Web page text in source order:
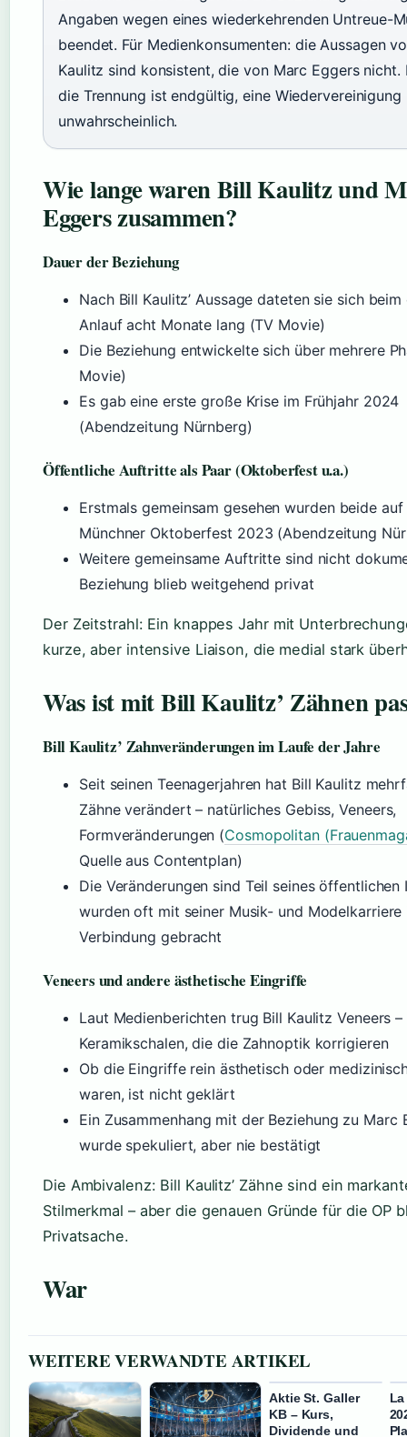
Angaben wegen eines wiederkehrenden Untreue-
beendet. Für Medienkonsumenten: die Aussagen
Kaulitz sind konsistent, die von Marc Eggers nicht.
die Trennung ist endgültig, eine Wiedervereinigung
unwahrscheinlich.
Wie lange waren Bill Kaulitz und
Eggers zusammen?
Dauer der Beziehung
Nach Bill Kaulitz’ Aussage dateten sie sich beim
Anlauf acht Monate lang (TV Movie)
Die Beziehung entwickelte sich über mehrere
Movie)
Es gab eine erste große Krise im Frühjahr 2024
(Abendzeitung Nürnberg)
Öffentliche Auftritte als Paar (Oktoberfest u.a.)
Erstmals gemeinsam gesehen wurden beide
Münchner Oktoberfest 2023 (Abendzeitung
Weitere gemeinsame Auftritte sind nicht
Beziehung blieb weitgehend privat
Der Zeitstrahl: Ein knappes Jahr mit
kurze, aber intensive Liaison, die medial stark
Was ist mit Bill Kaulitz’ Zähnen
Bill Kaulitz’ Zahnveränderungen im Laufe der Jahre
Seit seinen Teenagerjahren hat Bill Kaulitz
Zähne verändert – natürliches Gebiss, Veneers,
Formveränderungen (Cosmopolitan
Quelle aus Contentplan)
Die Veränderungen sind Teil seines öffentlichen
wurden oft mit seiner Musik- und Modelkarriere
Verbindung gebracht
Veneers und andere ästhetische Eingriffe
Laut Medienberichten trug Bill Kaulitz Veneers –
Keramikschalen, die die Zahnoptik korrigieren
Ob die Eingriffe rein ästhetisch oder
waren, ist nicht geklärt
Ein Zusammenhang mit der Beziehung zu Marc
wurde spekuliert, aber nie bestätigt
Die Ambivalenz: Bill Kaulitz’ Zähne sind ein
Stilmerkmal – aber die genauen Gründe für die OP
Privatsache.
War
WEITERE VERWANDTE ARTIKEL
Aktie St. Galler
KB – Kurs,
Dividende und